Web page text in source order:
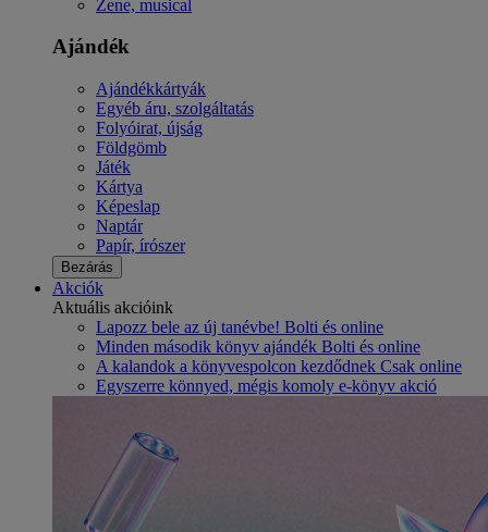
Zene, musical
Ajándék
Ajándékkártyák
Egyéb áru, szolgáltatás
Folyóirat, újság
Földgömb
Játék
Kártya
Képeslap
Naptár
Papír, írószer
Bezárás
Akciók
Aktuális akcióink
Lapozz bele az új tanévbe! Bolti és online
Minden második könyv ajándék Bolti és online
A kalandok a könyvespolcon kezdődnek Csak online
Egyszerre könnyed, mégis komoly e-könyv akció